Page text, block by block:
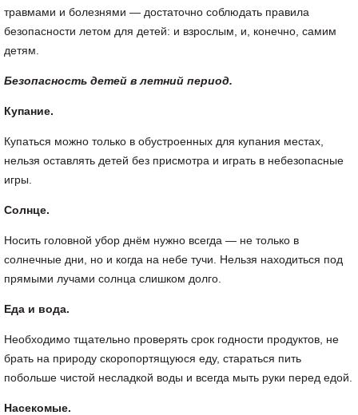
травмами и болезнями — достаточно соблюдать правила
безопасности летом для детей: и взрослым, и, конечно, самим
детям.
Безопасность детей в летний период.
Купание.
Купаться можно только в обустроенных для купания местах,
нельзя оставлять детей без присмотра и играть в небезопасные
игры.
Солнце.
Носить головной убор днём нужно всегда — не только в
солнечные дни, но и когда на небе тучи. Нельзя находиться под
прямыми лучами солнца слишком долго.
Еда и вода.
Необходимо тщательно проверять срок годности продуктов, не
брать на природу скоропортящуюся еду, стараться пить
побольше чистой несладкой воды и всегда мыть руки перед едой.
Насекомые.